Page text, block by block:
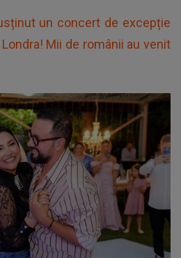
un concert de excepție
Mii de românii au venit